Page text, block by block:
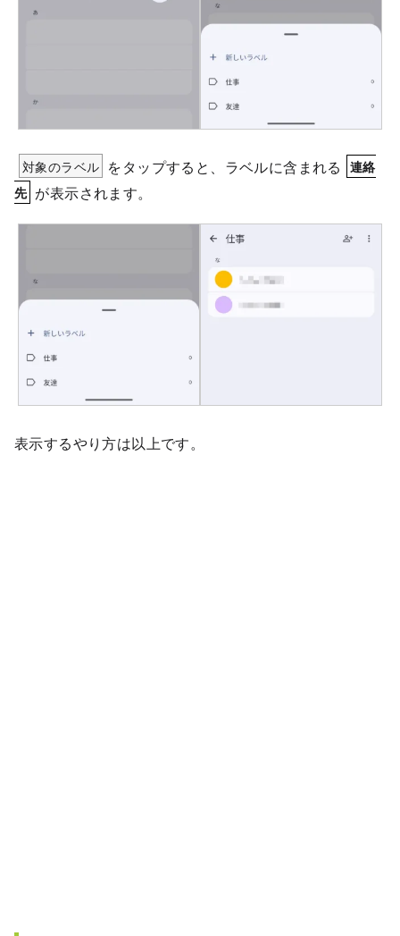
対象のラベル をタップすると、ラベルに含まれる 連絡
先 が表示されます。
表示するやり方は以上です。